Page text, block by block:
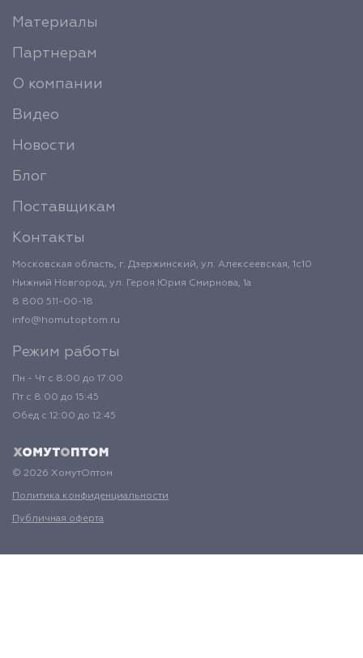
Материалы
Партнерам
О компании
Видео
Новости
Блог
Поставщикам
Контакты
Московская область, г. Дзержинский, ул. Алексеевская, 1с10
Нижний Новгород, ул. Героя Юрия Смирнова, 1а
8 800 511-00-18
info@homutoptom.ru
Режим работы
Пн - Чт с 8:00 до 17:00
Пт с 8:00 до 15:45
Обед с 12:00 до 12:45
© 2026 ХомутОптом
Политика конфиденциальности
Публичная оферта